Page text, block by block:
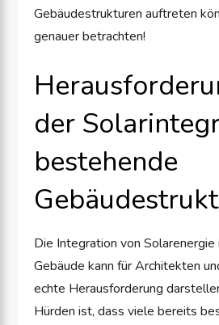
Gebäudestrukturen auftreten
genauer betrachten!
der
bestehende
Die Integration von
Gebäude kann für Architekten
echte Herausforderung
Hürden ist, dass viele bereits